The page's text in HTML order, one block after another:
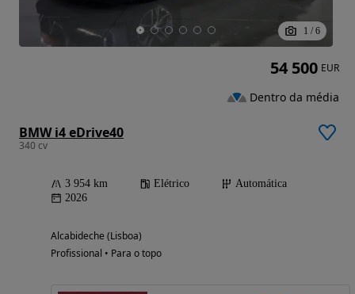
1 / 6
BMW i4 eDrive40
340 cv
3 954 km Elétrico
Automática
2026
Alcabideche (Lisboa)
Profissional • Para o topo
54 500 EUR
Dentro da média